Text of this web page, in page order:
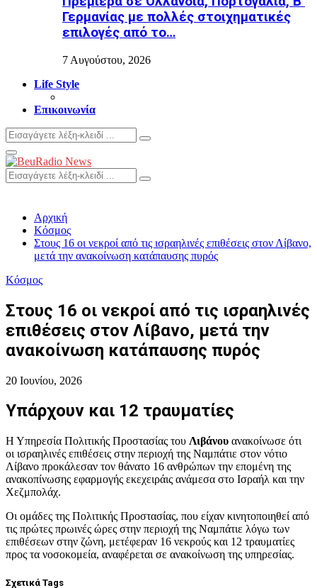
Γερμανίας με πολλές στοιχηματικές
επιλογές από το…
7 Αυγούστου, 2026
Life Style
Επικοινωνία
Search
for:
Search
Primary
Menu
Search
for:
Search
Αρχική
Κόσμος
Στους 16 οι νεκροί από τις ισραηλινές επιθέσεις στον Λίβανο,
μετά την ανακοίνωση κατάπαυσης πυρός
Κόσμος
Στους 16 οι νεκροί από τις ισραηλινές
επιθέσεις στον Λίβανο, μετά την
ανακοίνωση κατάπαυσης πυρός
20 Ιουνίου, 2026
Υπάρχουν και 12 τραυματίες
Η Υπηρεσία Πολιτικής Προστασίας του Λιβάνου ανακοίνωσε ότι
οι ισραηλινές επιθέσεις στην περιοχή της Ναμπάτιε στον νότιο
Λίβανο προκάλεσαν τον θάνατο 16 ανθρώπων την επομένη της
ανακοπίνωσης εφαρμογής εκεχειράις ανάμεσα στο Ισραήλ και την
Χεζμπολάχ.
Οι ομάδες της Πολιτικής Προστασίας, που είχαν κινητοποιηθεί από
τις πρώτες πρωινές ώρες στην περιοχή της Ναμπάτιε λόγω των
επιθέσεων στην ζώνη, μετέφεραν 16 νεκρούς και 12 τραυματίες
προς τα νοσοκομεία, αναφέρεται σε ανακοίνωση της υπηρεσίας.
Σχετικά Tags